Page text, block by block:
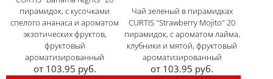
пирамидок, с кусочками
спелого ананаса и ароматом
экзотических фруктов,
фруктовый
ароматизированный
от 103.95 руб.
Чай зеленый в пирамидках
CURTIS "Strawberry Mojito" 20
пирамидок, с ароматом лайма,
клубники и мятой, фруктовый
ароматизированный
от 103.95 руб.